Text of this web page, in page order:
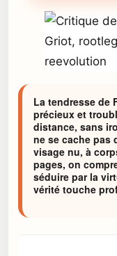
La tendresse de
précieux et
distance, sans
ne se cache pas
visage nu, à
pages, on
séduire par la
vérité touche